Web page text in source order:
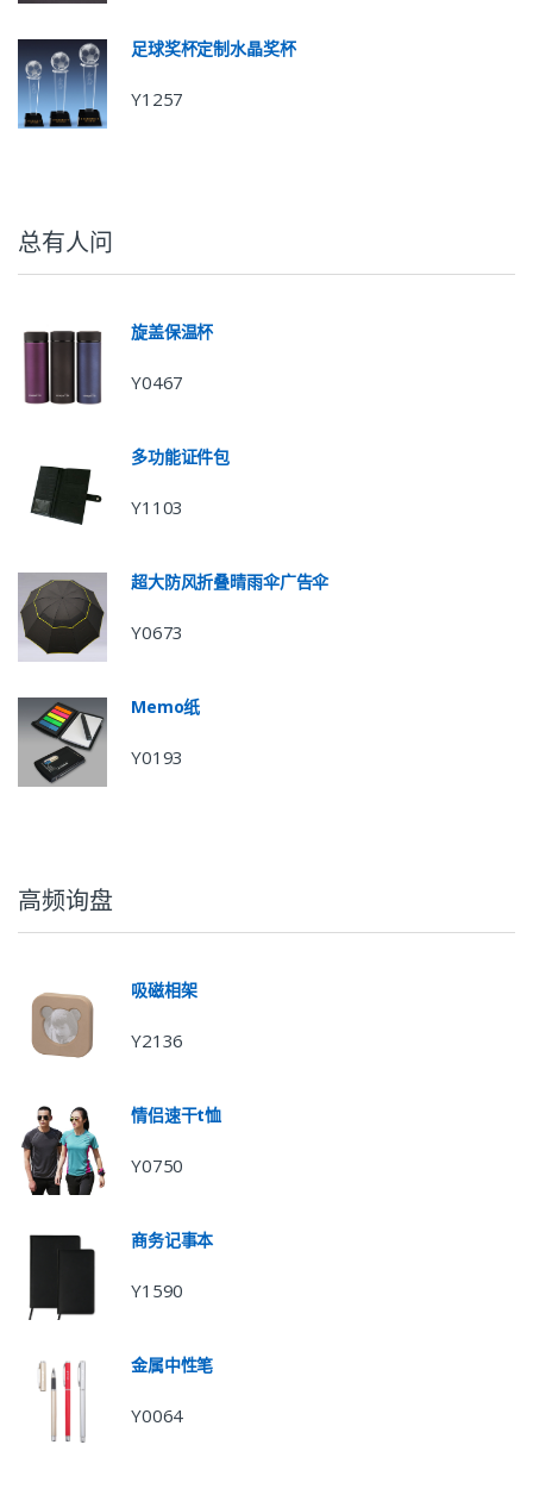
足球奖杯定制水晶奖杯
Y1257
总有人问
旋盖保温杯
Y0467
多功能证件包
Y1103
超大防风折叠晴雨伞广告伞
Y0673
Memo纸
Y0193
高频询盘
吸磁相架
Y2136
情侣速干t恤
Y0750
商务记事本
Y1590
金属中性笔
Y0064